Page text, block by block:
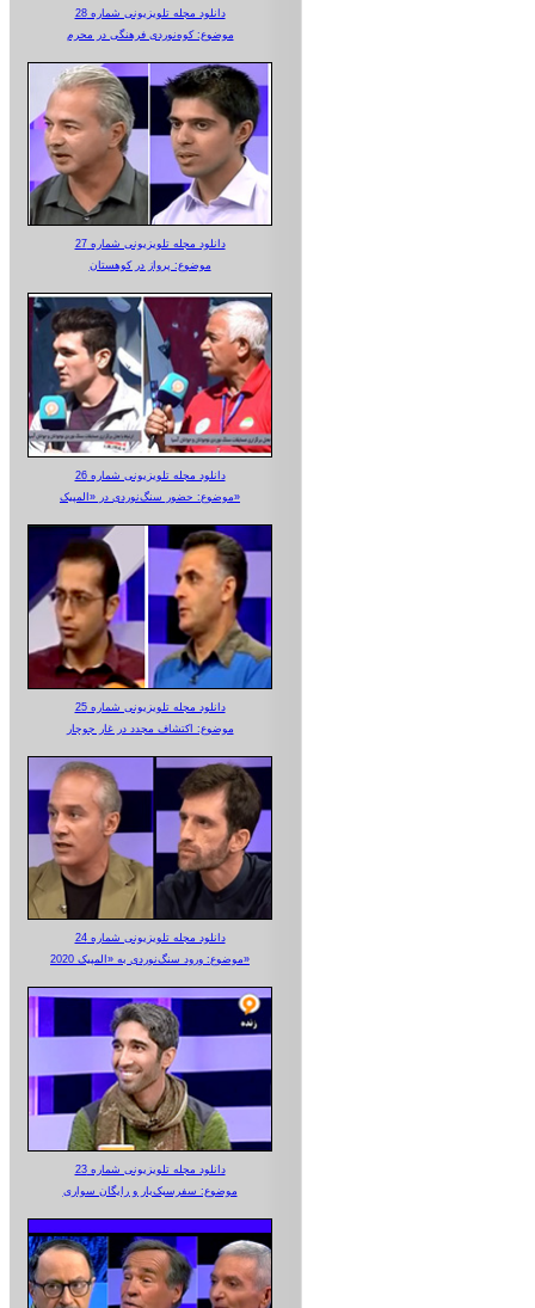
دانلود مجله تلویزیونی شماره 28
موضوع: کوه‌نوردی فرهنگی در محرم
دانلود مجله تلویزیونی شماره 27
موضوع: پرواز در کوهستان
دانلود مجله تلویزیونی شماره 26
موضوع: حضور سنگ‌نوردی در «المپیک»
دانلود مجله تلویزیونی شماره 25
موضوع: اکتشاف مجدد در غار جوجار
دانلود مجله تلویزیونی شماره 24
موضوع: ورود سنگ‌نوردی به «المپیک 2020»
دانلود مجله تلویزیونی شماره 23
موضوع: سفرسبک‌بار و رایگان سواری